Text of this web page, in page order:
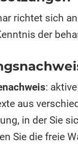
richtet sich
der
:
aus
in der Sie
Sie die freie